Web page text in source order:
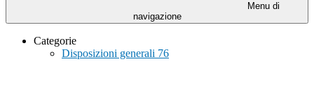
Menu di
navigazione
Categorie
Disposizioni generali 76